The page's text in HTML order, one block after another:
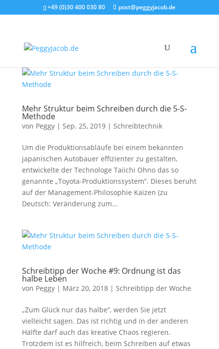
+49 (0)30 400 030 80 post@peggyjacob.de
Mehr Struktur beim Schreiben durch die 5-S-
Methode
von Peggy| Sep. 25, 2019| Schreibtechnik
Um die Produktionsabläufe bei einem bekannten
japanischen Autobauer effizienter zu gestalten,
entwickelte der Technologe Taiichi Ohno das so
genannte „Toyota-Produktionssystem“. Dieses beruht
auf der Management-Philosophie Kaizen (zu
Deutsch: Veränderung zum...
Schreibtipp der Woche #9: Ordnung ist das
halbe Leben
von Peggy| März 20, 2018| Schreibtipp der Woche
„Zum Glück nur das halbe“, werden Sie jetzt
vielleicht sagen. Das ist richtig und in der anderen
Hälfte darf auch das kreative Chaos regieren.
Trotzdem ist es hilfreich, beim Schreiben auf etwas
notwendig
Diese
Cookies
sind